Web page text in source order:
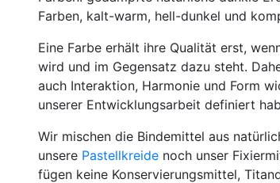
Farben, kalt-warm, hell-dunkel und
Eine Farbe erhält ihre Qualität erst,
wird und im Gegensatz dazu steht.
auch Interaktion, Harmonie und Form
unserer Entwicklungsarbeit definiert
Wir mischen die Bindemittel aus
unsere Pastellkreidenoch unser
fügen keine Konservierungsmittel,